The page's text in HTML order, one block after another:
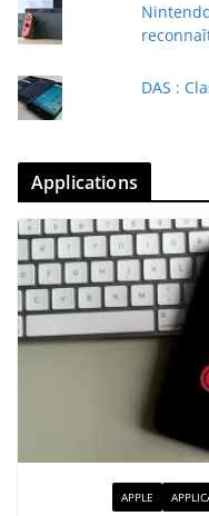
DAS :
Applications
APPLE